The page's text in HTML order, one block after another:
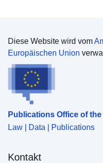
Diese Website wird vom
Europäischen Union
Publications Office of
Law | Data | Publications
Kontakt